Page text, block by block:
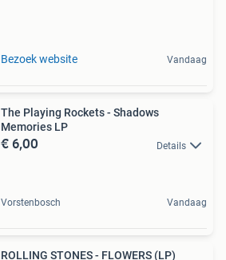
Bezoek website Vandaag
The Playing Rockets - Shadows
Memories LP
€ 6,00 Details
Vorstenbosch Vandaag
ROLLING STONES - FLOWERS (LP)